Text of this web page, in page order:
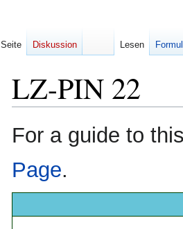
LZ-PIN 22
Zur
Navigation
Zur
Suche
For a guide to
Page.
Seite Diskussion Lesen